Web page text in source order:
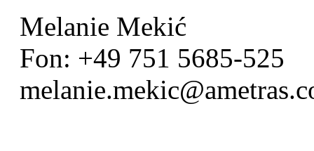
Melanie Mekić
Fon: +49 751 5685-525